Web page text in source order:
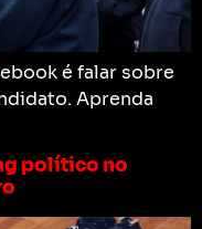
é falar sobre
Aprenda
político no